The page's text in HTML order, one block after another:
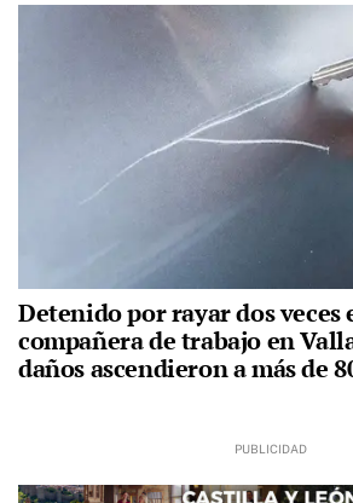
Detenido por rayar dos veces
compañera de trabajo en
daños ascendieron a más de